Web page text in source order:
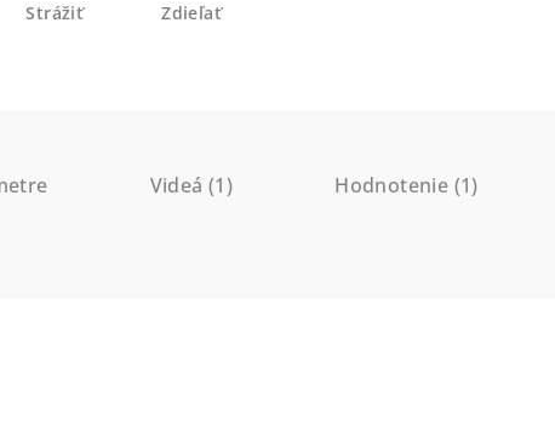
Strážiť Zdieľať
Videá (1) Hodnotenie (1)